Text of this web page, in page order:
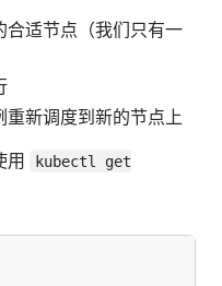
适节点（我们只有一
新调度到新的节点上
用
kubectl get